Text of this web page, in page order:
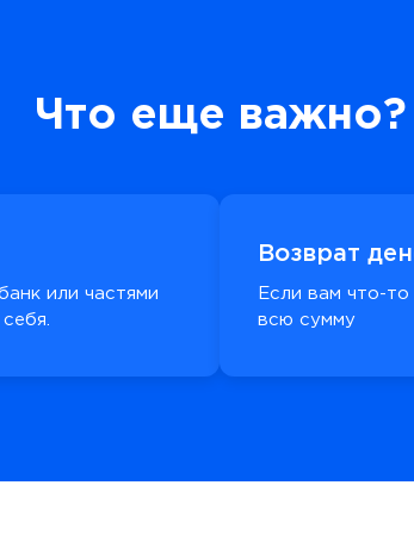
Что еще важно?
или частями
Возврат
Если вам что-
всю сумму